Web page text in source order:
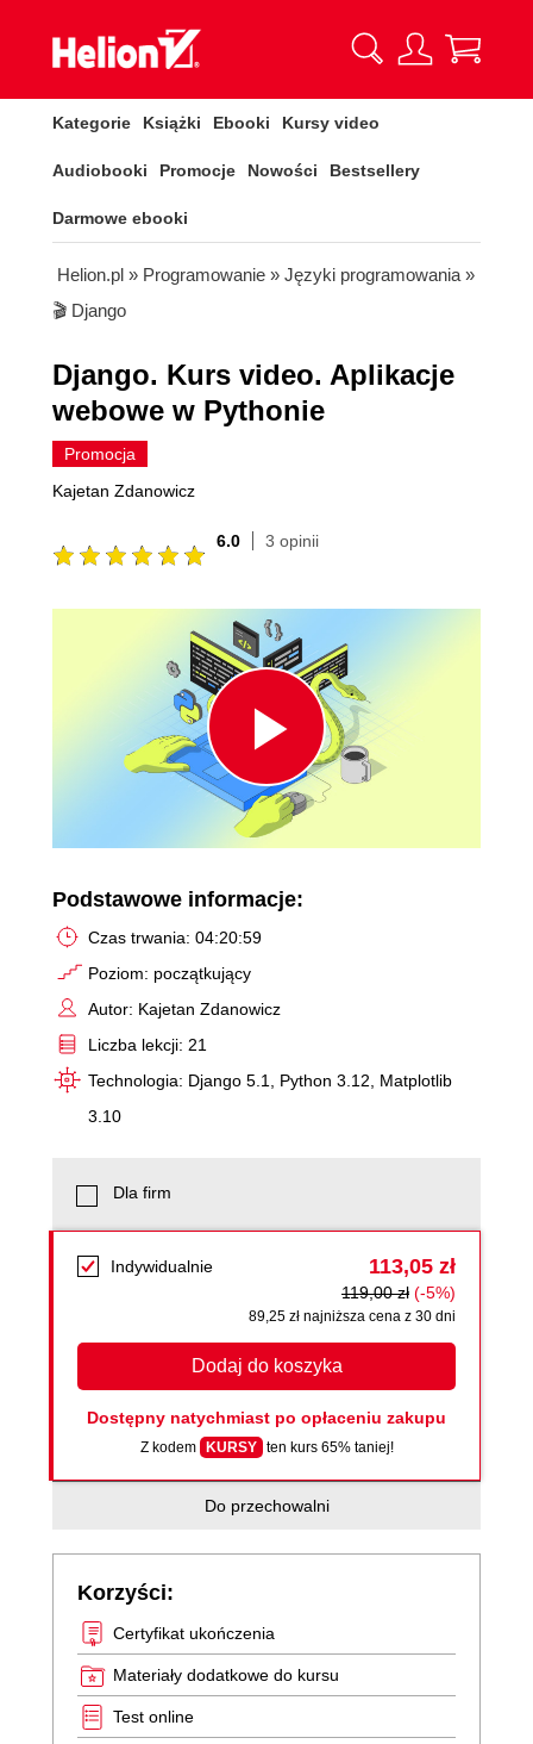
Kategorie Książki Ebooki Kursy video
Audiobooki Promocje Nowości Bestsellery
Darmowe ebooki
Helion.pl » Programowanie » Języki programowania »
🎬 Django
Django. Kurs video. Aplikacje
webowe w Pythonie
Promocja
Kajetan Zdanowicz
6.0 3 opinii
Play
Video
Podstawowe informacje:
Czas trwania: 04:20:59
Poziom: początkujący
Autor: Kajetan Zdanowicz
Liczba lekcji: 21
Technologia: Django 5.1, Python 3.12, Matplotlib
3.10
Dla firm
Indywidualnie 113,05 zł
119,00 zł (-5%)
89,25 zł najniższa cena z 30 dni
Dodaj do koszyka
Dostępny natychmiast po opłaceniu zakupu
Z kodem KURSY ten kurs 65% taniej!
Do przechowalni
Korzyści:
Certyfikat ukończenia
Materiały dodatkowe do kursu
Test online